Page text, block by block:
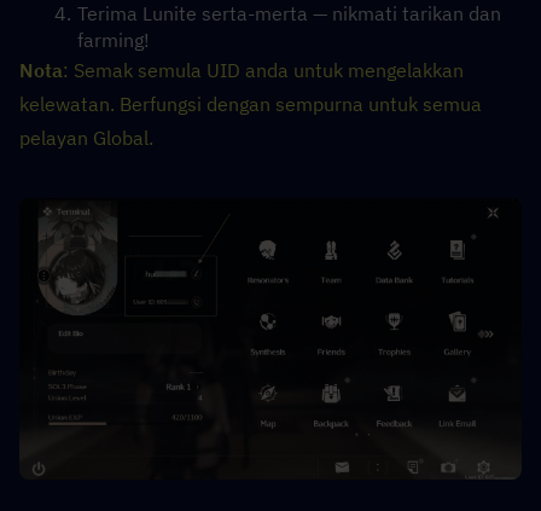
Terima Lunite serta-merta — nikmati tarikan dan
farming!
Nota: Semak semula UID anda untuk mengelakkan
kelewatan. Berfungsi dengan sempurna untuk semua
pelayan Global.